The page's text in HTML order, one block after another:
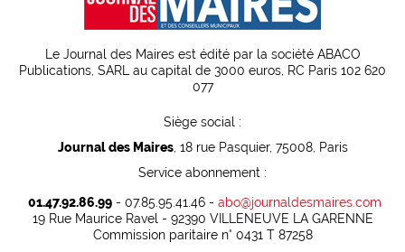
Le Journal des Maires est édité par la société ABACO
Publications, SARL au capital de 3000 euros, RC Paris 102 620
077
Siège social :
Journal des Maires, 18 rue Pasquier, 75008, Paris
Service abonnement :
01.47.92.86.99- 07.85.95.41.46 - abo@journaldesmaires.com
19 Rue Maurice Ravel - 92390 VILLENEUVE LA GARENNE
Commission paritaire n° 0431 T 87258